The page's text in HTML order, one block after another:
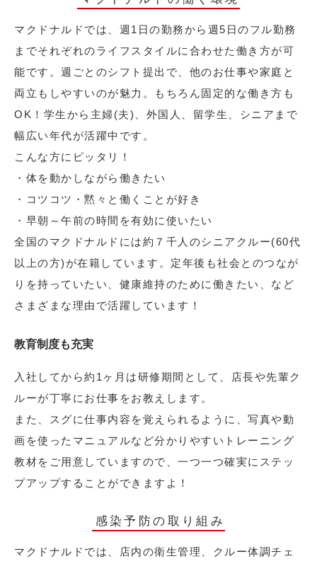
マクドナルドでは、週1日の勤務から週5日のフル勤務
までそれぞれのライフスタイルに合わせた働き方が可
能です。週ごとのシフト提出で、他のお仕事や家庭と
両立もしやすいのが魅力。もちろん固定的な働き方も
OK！学生から主婦(夫)、外国人、留学生、シニアまで
幅広い年代が活躍中です。
こんな方にピッタリ！
・体を動かしながら働きたい
・コツコツ・黙々と働くことが好き
・早朝～午前の時間を有効に使いたい
全国のマクドナルドには約７千人のシニアクルー(60代
以上の方)が在籍しています。定年後も社会とのつなが
りを持っていたい、健康維持のために働きたい、など
さまざまな理由で活躍しています！
教育制度も充実
入社してから約1ヶ月は研修期間として、店長や先輩ク
ルーが丁寧にお仕事をお教えします。
また、スグに仕事内容を覚えられるように、写真や動
画を使ったマニュアルなど分かりやすいトレーニング
教材をご用意していますので、一つ一つ確実にステッ
プアップすることができますよ！
感染予防の取り組み
マクドナルドでは、店内の衛生管理、クルー体調チェ